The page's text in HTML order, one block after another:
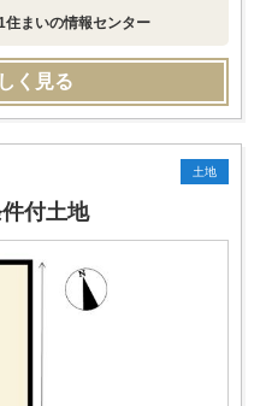
住まいの情報センター
く見る
土地
付土地